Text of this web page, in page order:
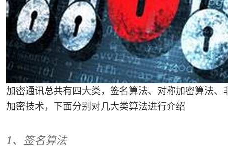
加密通讯总共有四大类，签名算法、对称加密算法、
加密技术，下面分别对几大类算法进行介绍
1、签名算法